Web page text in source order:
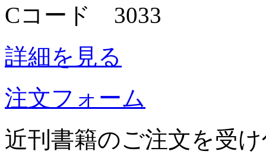
Cコード 3033
詳細を見る
注文フォーム
近刊書籍のご注文を受